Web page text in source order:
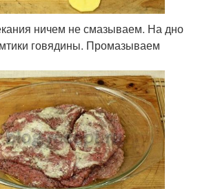
ничем не смазываем. На дно
говядины. Промазываем